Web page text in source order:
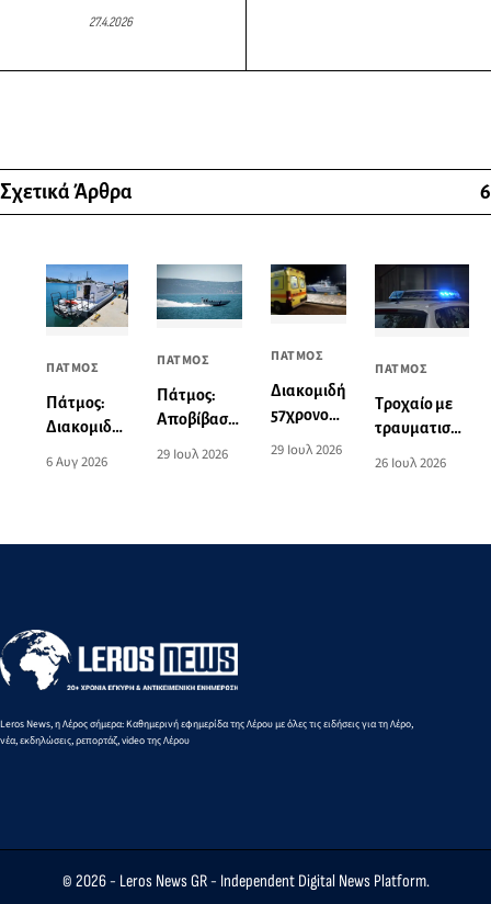
27.4.2026
Σχετικά Άρθρα 6
ΠΑΤΜΟΣ
Πάτμος:
Διακομιδή
στη Λέρο
σκάφος του
6 Αυγ 2026
ΠΑΤΜΟΣ
Πάτμος:
Αποβίβαση
τραυματία
29 Ιουλ 2026
ΠΑΤΜΟΣ
Διακομιδή
57χρονου
από το
29 Ιουλ 2026
ΠΑΤΜΟΣ
Τροχαίο με
τραυματισμό
26 Ιουλ 2026
Leros News, η Λέρος σήμερα: Καθημερινή εφημερίδα της Λέρου με όλες τις ειδήσεις για τη Λέρο,
νέα, εκδηλώσεις, ρεπορτάζ, video της Λέρου
© 2026 - Leros News GR- Independent Digital News Platform.